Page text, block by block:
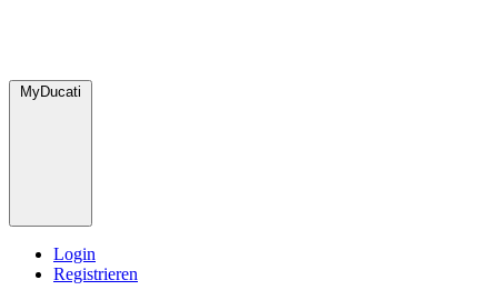
MyDucati
Login
Registrieren